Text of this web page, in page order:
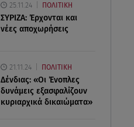
25.11.24 ΠΟΛΙΤΙΚΗ
ΣΥΡΙΖΑ: Έρχονται και
νέες αποχωρήσεις
21.11.24 ΠΟΛΙΤΙΚΗ
Δένδιας: «Οι Ένοπλες
δυνάμεις εξασφαλίζουν
κυριαρχικά δικαιώματα»